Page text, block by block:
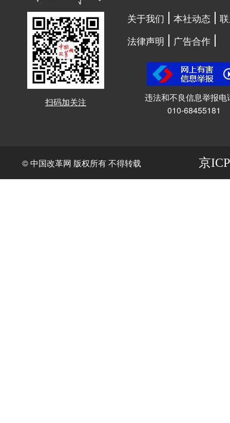
扫码加关注
关于我们 本社动态
法律声明
广告合作
违法和不良信息举报电
010-68455181
© 中国改革网 版权所有 不得转载 京